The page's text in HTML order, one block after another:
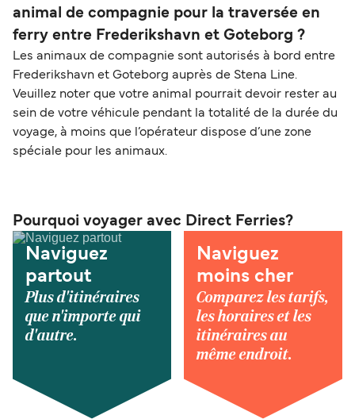
animal de compagnie pour la traversée en
ferry entre Frederikshavn et Goteborg ?
Les animaux de compagnie sont autorisés à bord entre
Frederikshavn et Goteborg auprès de Stena Line.
Veuillez noter que votre animal pourrait devoir rester au
sein de votre véhicule pendant la totalité de la durée du
voyage, à moins que l’opérateur dispose d’une zone
spéciale pour les animaux.
Pourquoi voyager avec Direct Ferries?
Naviguez
partout
Plus d'itinéraires
que n'importe qui
d'autre.
Naviguez
moins cher
Comparez les tarifs,
les horaires et les
itinéraires au
même endroit.